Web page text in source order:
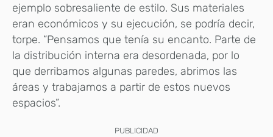
ejemplo sobresaliente de estilo. Sus materiales
eran económicos y su ejecución, se podría decir,
torpe. “Pensamos que tenía su encanto. Parte de
la distribución interna era desordenada, por lo
que derribamos algunas paredes, abrimos las
áreas y trabajamos a partir de estos nuevos
espacios”.
PUBLICIDAD